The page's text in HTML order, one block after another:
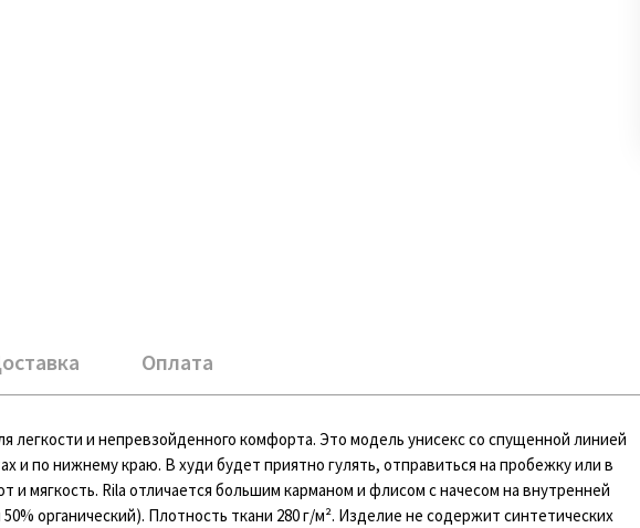
Оплата
легкости и непревзойденного комфорта. Это модель унисекс со спущенной линией
и по нижнему краю. В худи будет приятно гулять, отправиться на пробежку или в
мягкость. Rila отличается большим карманом и флисом с начесом на внутренней
органический). Плотность ткани 280 г/м². Изделие не содержит синтетических